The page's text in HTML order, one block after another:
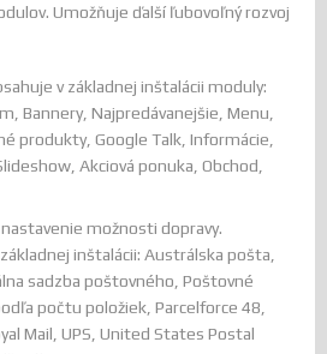
Umožňuje ďalší ľubovoľný rozvoj
v základnej inštalácii moduly:
Bannery, Najpredávanejšie, Menu,
produkty, Google Talk, Informácie,
Akciová ponuka, Obchod,
možnosti dopravy.
inštalácii: Austrálska pošta,
sadzba poštovného, Poštovné
počtu položiek, Parcelforce 48,
Mail, UPS, United States Postal